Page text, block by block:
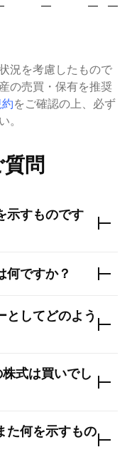
— — —
況を考慮したもので
の売買・保有を推奨
をご確認の上、必ず
。
問
示すものです
何ですか？
としてどのよう
株式は買いでし
た何を示すもの